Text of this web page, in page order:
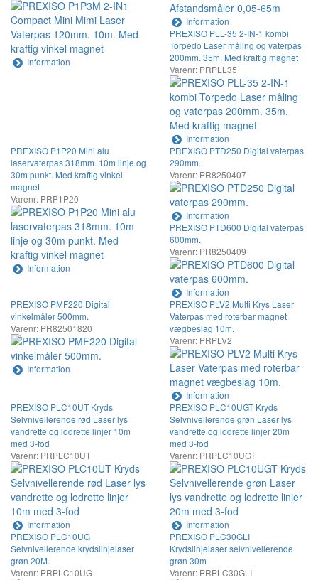
Information
Information
PREXISO PLL-35 2-IN-1 kombi
Torpedo Laser måling og vaterpas
200mm. 35m. Med kraftig magnet
Varenr: PRPLL35
Information
PREXISO P1P20 Mini alu
laservaterpas 318mm. 10m linje og
30m punkt. Med kraftig vinkel
magnet
Varenr: PRP1P20
Information
PREXISO PTD250 Digital vaterpas
290mm.
Varenr: PR8250407
Information
PREXISO PTD600 Digital vaterpas
600mm.
Varenr: PR8250409
Information
PREXISO PMF220 Digital
vinkelmåler 500mm.
Varenr: PR82501820
Information
PREXISO PLV2 Multi Krys Laser
Vaterpas med roterbar magnet
vægbeslag 10m.
Varenr: PRPLV2
Information
PREXISO PLC10UT Kryds
Selvnivellerende rød Laser lys
vandrette og lodrette linjer 10m
med 3-fod
Varenr: PRPLC10UT
Information
PREXISO PLC10UGT Kryds
Selvnivellerende grøn Laser lys
vandrette og lodrette linjer 20m
med 3-fod
Varenr: PRPLC10UGT
Information
PREXISO PLC10UG
Selvnivellerende krydslinjelaser
grøn 20M.
Varenr: PRPLC10UG
PREXISO PLC30GLI
Krydslinjelaser selvnivellerende
grøn 30m
Varenr: PRPLC30GLI